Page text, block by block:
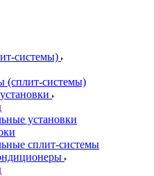
системы)
(сплит-системы)
установки
сплит-системы